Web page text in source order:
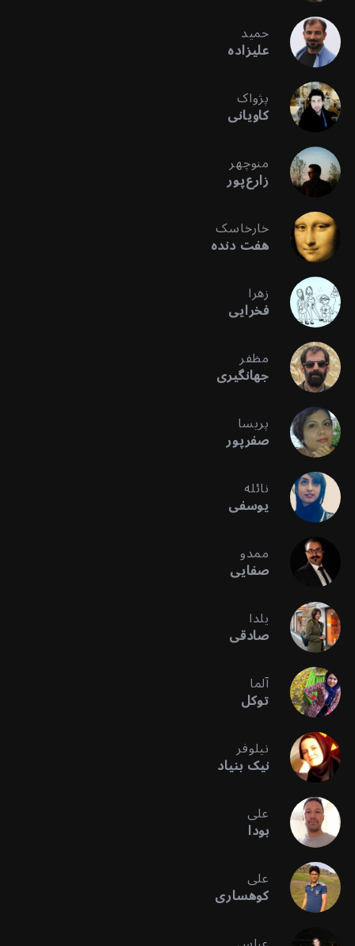
حمید
علیزاده
پژواک
کاویانی
منوچهر
زارع‌پور
خارخاسک
هفت دنده
زهرا
فخرایی
مظفر
جهانگیری
پریسا
صفرپور
نائله
یوسفی
ممدو
صفایی
یلدا
صادقی
آلما
توکل
نیلوفر
نیک بنیاد
علی
بودا
علی
کوهساری